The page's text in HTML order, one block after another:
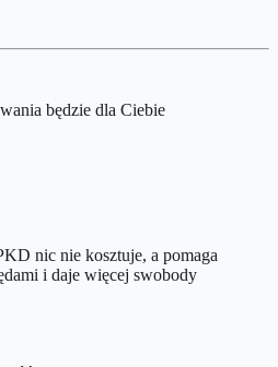
będzie dla Ciebie
nic nie kosztuje, a pomaga
i daje więcej swobody